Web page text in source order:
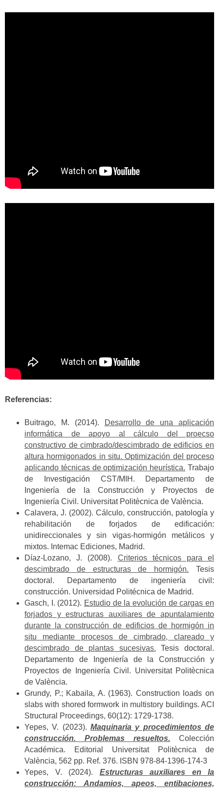
Referencias:
Buitrago, M. (2014).
Desarrollo de una aplicación
informática de apoyo al cálculo del proecso
constructivo de cimbrado/descimbrado de edificios en
altura hormigonados in situ. Optimización del proceso
aplicando técnicas de optimización heurística. Trabajo
de Investigación CST/MIH. Departamento de
Ingeniería de la Construcción y Proyectos de
Ingeniería Civil. Universitat Politècnica de València.
Calavera, J. (2002). Cálculo, construcción, patología y
rehabilitación de forjados de edificación:
unidireccionales y sin vigas-hormigón metálicos y
mixtos. Intemac Ediciones, Madrid.
Díaz-Lozano, J. (2008). Criterios técnicos para el
descimbrado de estructuras de hormigón. Tesis
doctoral. Departamento de ingeniería civil:
construcción. Universidad Politécnica de Madrid.
Gasch, I. (2012). Estudio de la evolución de cargas en
forjados y estructuras auxiliares de apuntalamiento
durante la construcción de edificios de hormigón in
situ mediante procesos de cimbrado, clareado y
descimbrado de plantas sucesivas. Tesis doctoral.
Departamento de Ingeniería de la Construcción y
Proyectos de Ingeniería Civil. Universitat Politècnica
de València.
Grundy, P.; Kabaila, A. (1963). Construction loads on
slabs with shored formwork in multistory buildings. ACI
Structural Proceedings, 60(12): 1729-1738.
Yepes, V. (2023). Maquinaria y procedimientos de
construcción. Problemas resueltos. Colección
Académica. Editorial Universitat Politècnica de
València, 562 pp. Ref. 376. ISBN 978-84-1396-174-3
Yepes, V. (2024). Estructuras auxiliares en la
construcción: Andamios, apeos, entibaciones,